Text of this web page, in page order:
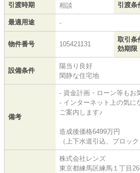
引渡時期 相談 引渡条
最適用途 -
物件番号 105421131
取引条
効期限
設備条件
陽当り良好
閑静な住宅地
備考
- 資金計画・ローン等もお
- インターネット上の気に
ご案内します♪
造成後価格6499万円
（上下水道引込、ブロック
株式会社レンズ
東京都練馬区練馬１丁目